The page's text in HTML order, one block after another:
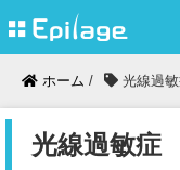
ホーム / 光線過
光線過敏症